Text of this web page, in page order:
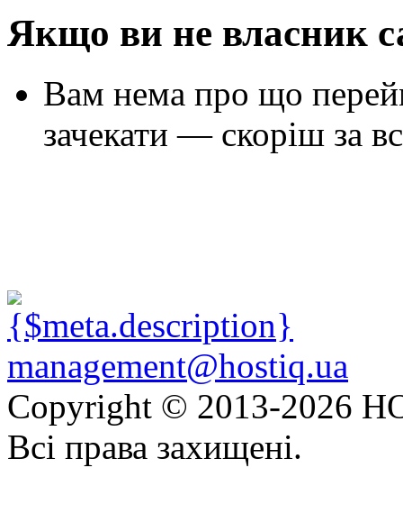
Якщо ви не власник
Вам нема про що
зачекати — скоріш за
management@hostiq.ua
Copyright © 2013-2026
Всі права захищені.